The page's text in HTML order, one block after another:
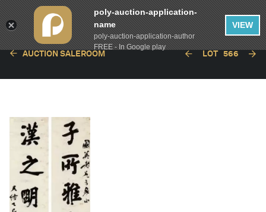
AUCTION SALEROOM LOT 566
poly-auction-application-
name
poly-auction-application-author
FREE - In Google play
VIEW